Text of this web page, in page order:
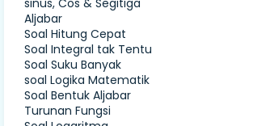
Aljabar
Soal Hitung Cepat
Soal Integral tak Tentu
Soal Suku Banyak
soal Logika Matematik
Soal Bentuk Aljabar
Turunan Fungsi